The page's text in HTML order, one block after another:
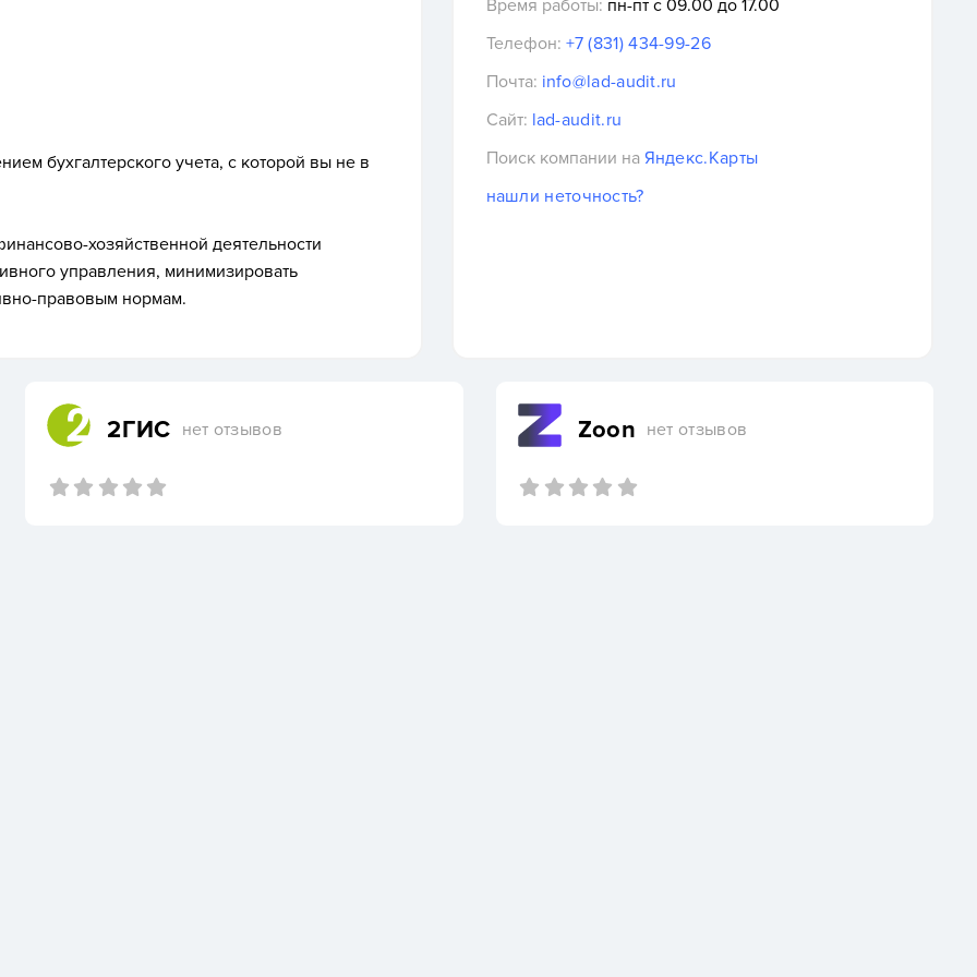
бухгалтерского учета, с которой вы не в
хозяйственной деятельности
управления, минимизировать
правовым нормам.
Время работы: пн-пт с 09.00 до 17.00
Телефон: +7 (831) 434-99-26
Почта: info@lad-audit.ru
Сайт: lad-audit.ru
Поиск компании на Яндекс.Карты
нашли неточность?
2ГИС нет отзывов Zoon нет отзывов